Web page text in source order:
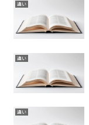
違い
違い
違い